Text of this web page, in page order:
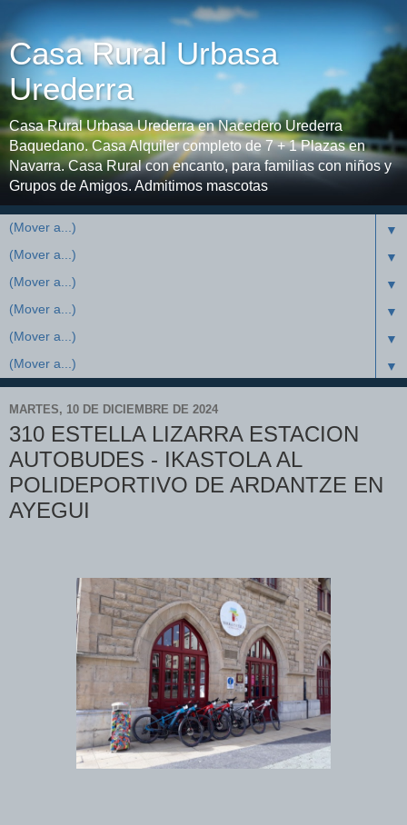
Casa Rural Urbasa
Urederra
Casa Rural Urbasa Urederra en Nacedero Urederra
Baquedano. Casa Alquiler completo de 7 + 1 Plazas en
Navarra. Casa Rural con encanto, para familias con niños y
Grupos de Amigos. Admitimos mascotas
▼
▼
▼
▼
▼
▼
MARTES, 10 DE DICIEMBRE DE 2024
310 ESTELLA LIZARRA ESTACION
AUTOBUDES - IKASTOLA AL
POLIDEPORTIVO DE ARDANTZE EN
AYEGUI